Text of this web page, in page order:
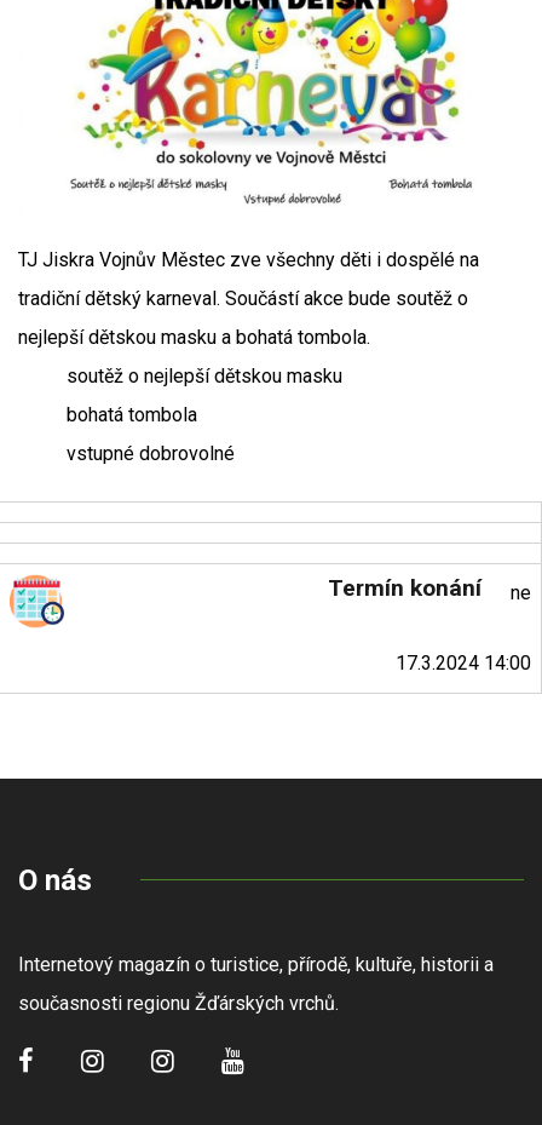
TJ Jiskra Vojnův Městec zve všechny děti i dospělé na
tradiční dětský karneval. Součástí akce bude soutěž o
nejlepší dětskou masku a bohatá tombola.
soutěž o nejlepší dětskou masku
bohatá tombola
vstupné dobrovolné
Termín konání ne
17.3.2024 14:00
O nás
Internetový magazín o turistice, přírodě, kultuře, historii a
současnosti regionu Žďárských vrchů.